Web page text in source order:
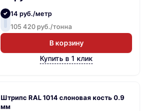
14 руб./метр
105 420 руб./тонна
В корзину
Купить в 1 клик
Штрипс RAL 1014 слоновая кость 0.9
мм